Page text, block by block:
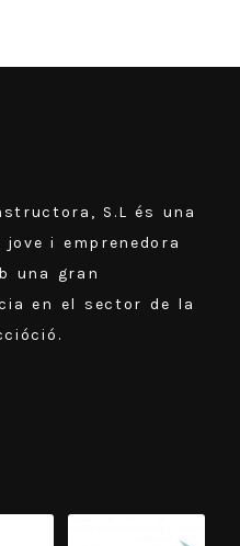
S.L és una
jove i emprenedora
una gran
en el sector de la